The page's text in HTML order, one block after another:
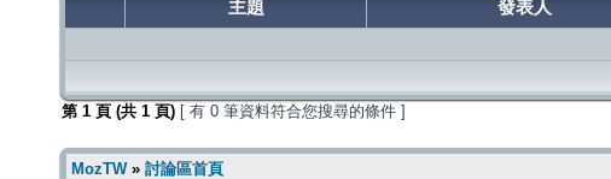
主題 發表人
第 1 頁 (共 1 頁) [ 有 0 筆資料符合您搜尋的條件 ]
MozTW» 討論區首頁